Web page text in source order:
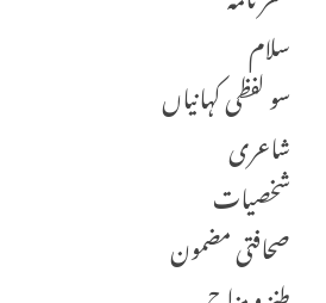
سلام
سو لفظی کہانیاں
شاعری
شخصیات
صحافتی مضمون